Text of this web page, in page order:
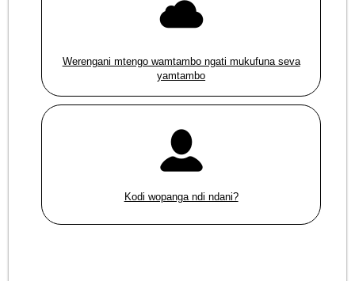
Werengani mtengo wamtambo ngati mukufuna seva
yamtambo
Kodi wopanga ndi ndani?